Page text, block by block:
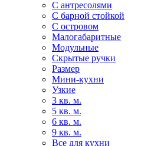
С антресолями
С барной стойкой
С островом
Малогабаритные
Модульные
Скрытые ручки
Размер
Мини-кухни
Узкие
3 кв. м.
5 кв. м.
6 кв. м.
9 кв. м.
Все для кухни